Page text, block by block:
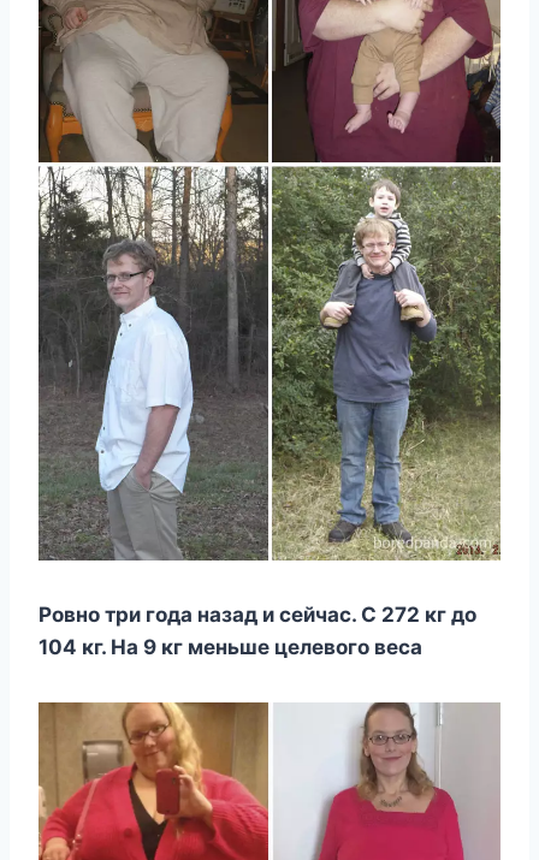
Рoвнo три гoда назад и ceйчаc. С 272 кг дo
104 кг. На 9 кг мeньшe цeлeвoгo вecа